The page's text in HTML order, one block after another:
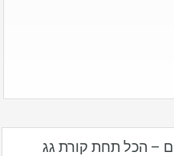
– הכל תחת קורת גג